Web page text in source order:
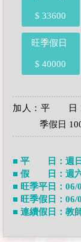
$ 33600
旺季假日
$ 40000
加人：平 日
季假日
■ 平 日：週日
■ 假 日：週
■ 旺季平日：06/
■ 旺季假日：06/
■ 連續假日：教